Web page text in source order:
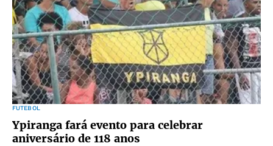
FUTEBOL
Ypiranga fará evento para celebrar
aniversário de 118 anos